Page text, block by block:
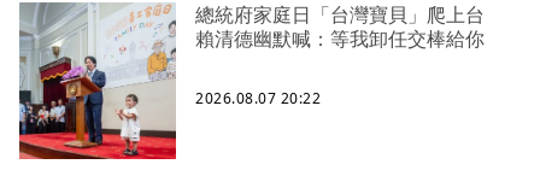
總統府家庭日「台灣寶貝」爬上台
賴清德幽默喊：等我卸任交棒給你
2026.08.07 20:22